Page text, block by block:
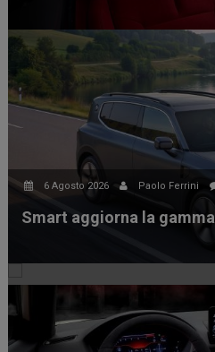
6 Agosto 2026 Paolo Ferrini
Smart aggiorna la gamma